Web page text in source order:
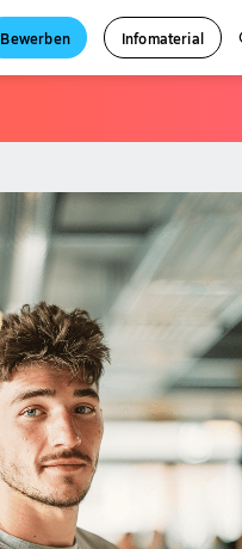
Bewerben Infomaterial